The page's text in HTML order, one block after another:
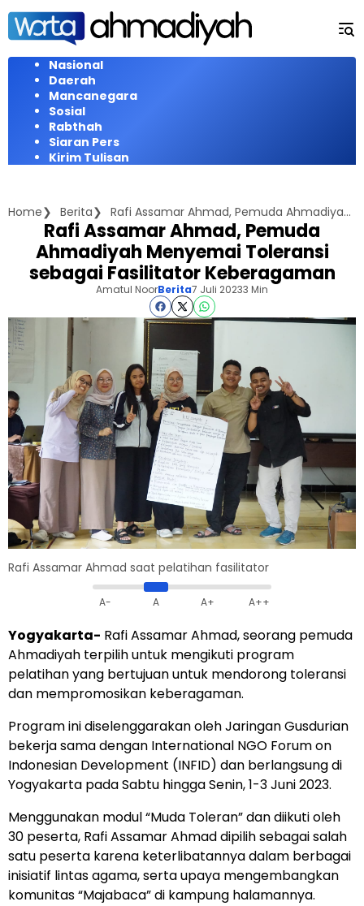
Langsung
konten
Nasional
Daerah
Mancanegara
Sosial
Rabthah
Siaran Pers
Kirim Tulisan
Home Berita Rafi Assamar Ahmad, Pemuda Ahmadiyah Menyemai Toleransi sebagai Fasilitator Keberagaman
Rafi Assamar Ahmad, Pemuda
Ahmadiyah Menyemai Toleransi
sebagai Fasilitator Keberagaman
Amatul NoorBerita7 Juli 20233 Min
Rafi Assamar Ahmad saat pelatihan fasilitator
A- A A+ A++
Yogyakarta- Rafi Assamar Ahmad, seorang pemuda
Ahmadiyah terpilih untuk mengikuti program
pelatihan yang bertujuan untuk mendorong toleransi
dan mempromosikan keberagaman.
Program ini diselenggarakan oleh Jaringan Gusdurian
bekerja sama dengan International NGO Forum on
Indonesian Development (INFID) dan berlangsung di
Yogyakarta pada Sabtu hingga Senin, 1-3 Juni 2023.
Menggunakan modul “Muda Toleran” dan diikuti oleh
30 peserta, Rafi Assamar Ahmad dipilih sebagai salah
satu peserta karena keterlibatannya dalam berbagai
inisiatif lintas agama, serta upaya mengembangkan
komunitas “Majabaca” di kampung halamannya.